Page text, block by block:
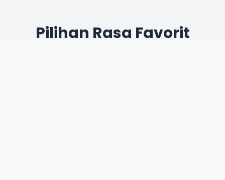
Pilihan Rasa Favorit